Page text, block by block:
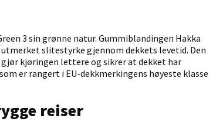
3 sin grønne natur. Gummiblandingen Hakka
slitestyrke gjennom dekkets levetid. Den
kjøringen lettere og sikrer at dekket har
er rangert i EU-dekkmerkingens høyeste klasse
reiser